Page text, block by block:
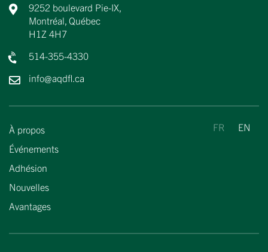
9252 boulevard Pie-IX,
Montréal, Québec
H1Z 4H7
514-355-4330
info@aqdfl.ca
À propos
Événements
Adhésion
Nouvelles
Avantages